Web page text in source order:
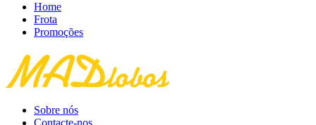
Home
Frota
Promoções
Sobre nós
Contacte-nos